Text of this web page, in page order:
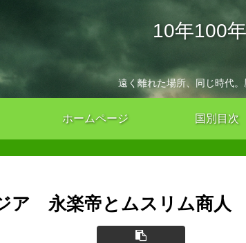
10年100
遠く離れた場所、同じ時代
ホームページ 国別目次
ア 永楽帝とムスリム商人